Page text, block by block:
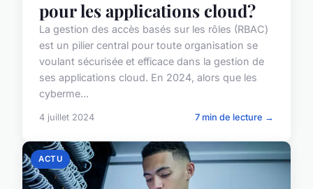
pour les applications cloud?
La gestion des accès basés sur les rôles (RBAC)
est un pilier central pour toute organisation se
voulant sécurisée et efficace dans la gestion de
ses applications cloud. En 2024, alors que les
cyberme...
4 juillet 2024 7 min de lecture →
ACTU